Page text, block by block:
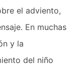
el adviento,
En muchas
y la
del niño